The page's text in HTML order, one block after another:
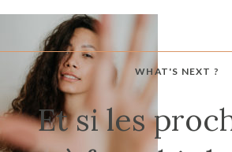
WHAT'S NEXT ?
Et si les
JOURNAL
CONTACT